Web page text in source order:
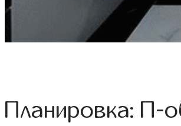
Планировка: П-